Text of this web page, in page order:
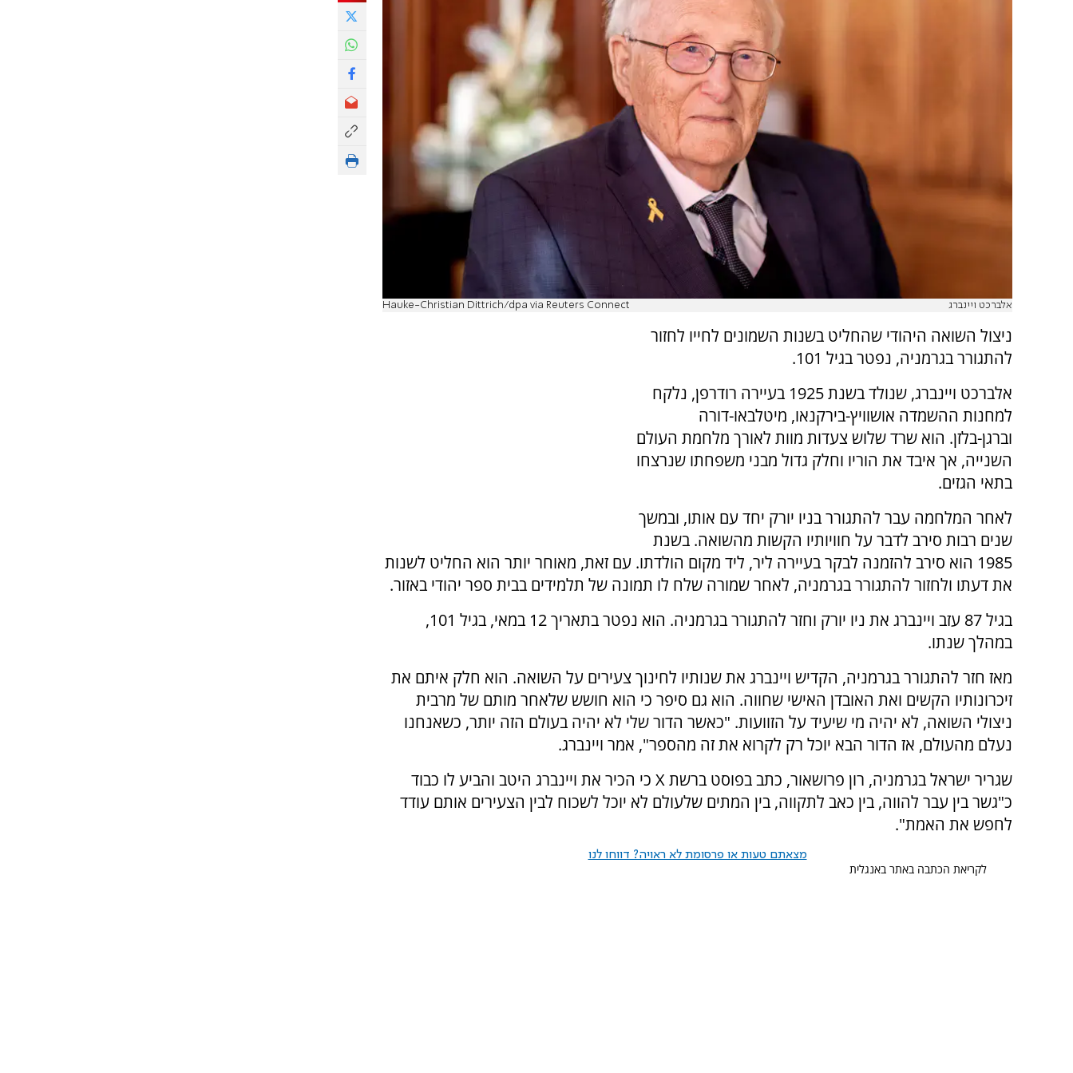
אלברכט ויינברג Hauke-Christian Dittrich/dpa via Reuters Connect
ניצול השואה היהודי שהחליט בשנות השמונים לחייו לחזור
להתגורר בגרמניה, נפטר בגיל 101.
אלברכט ויינברג, שנולד בשנת 1925 בעיירה רודרפן, נלקח
למחנות ההשמדה אושוויץ-בירקנאו, מיטלבאו-דורה
וברגן-בלזן. הוא שרד שלוש צעדות מוות לאורך מלחמת העולם
השנייה, אך איבד את הוריו וחלק גדול מבני משפחתו שנרצחו
בתאי הגזים.
לאחר המלחמה עבר להתגורר בניו יורק יחד עם אותו, ובמשך
שנים רבות סירב לדבר על חוויותיו הקשות מהשואה. בשנת
1985 הוא סירב להזמנה לבקר בעיירה ליר, ליד מקום הולדתו. עם זאת, מאוחר יותר הוא החליט לשנות
את דעתו ולחזור להתגורר בגרמניה, לאחר שמורה שלח לו תמונה של תלמידים בבית ספר יהודי באזור.
בגיל 87 עזב ויינברג את ניו יורק וחזר להתגורר בגרמניה. הוא נפטר בתאריך 12 במאי, בגיל 101,
במהלך שנתו.
מאז חזר להתגורר בגרמניה, הקדיש ויינברג את שנותיו לחינוך צעירים על השואה. הוא חלק איתם את
זיכרונותיו הקשים ואת האובדן האישי שחווה. הוא גם סיפר כי הוא חושש שלאחר מותם של מרבית
ניצולי השואה, לא יהיה מי שיעיד על הזוועות. "כאשר הדור שלי לא יהיה בעולם הזה יותר, כשאנחנו
נעלם מהעולם, אז הדור הבא יוכל רק לקרוא את זה מהספר", אמר ויינברג.
שגריר ישראל בגרמניה, רון פרושאור, כתב בפוסט ברשתX כי הכיר את ויינברג היטב והביע לו כבוד
כ"גשר בין עבר להווה, בין כאב לתקווה, בין המתים שלעולם לא יוכל לשכוח לבין הצעירים אותם עודד
לחפש את האמת".
מצאתם טעות או פרסומת לא ראויה? דווחו לנו
לקריאת הכתבה באתר באנגלית